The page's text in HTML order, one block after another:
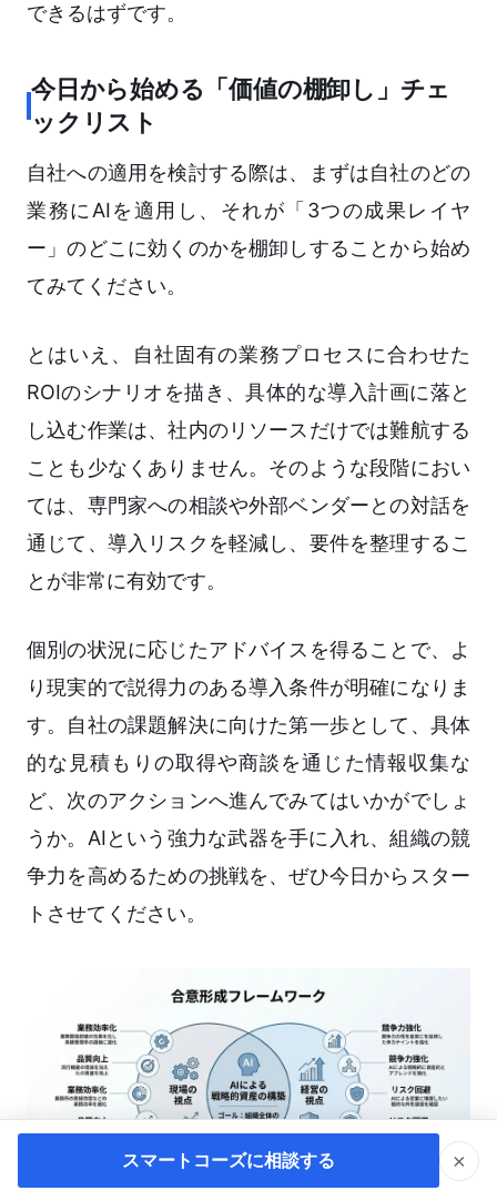
できるはずです。
今日から始める「価値の棚卸し」チェ
ックリスト
自社への適用を検討する際は、まずは自社のどの
業務にAIを適用し、それが「3つの成果レイヤ
ー」のどこに効くのかを棚卸しすることから始め
てみてください。
とはいえ、自社固有の業務プロセスに合わせた
ROIのシナリオを描き、具体的な導入計画に落と
し込む作業は、社内のリソースだけでは難航する
ことも少なくありません。そのような段階におい
ては、専門家への相談や外部ベンダーとの対話を
通じて、導入リスクを軽減し、要件を整理するこ
とが非常に有効です。
個別の状況に応じたアドバイスを得ることで、よ
り現実的で説得力のある導入条件が明確になりま
す。自社の課題解決に向けた第一歩として、具体
的な見積もりの取得や商談を通じた情報収集な
ど、次のアクションへ進んでみてはいかがでしょ
うか。AIという強力な武器を手に入れ、組織の競
争力を高めるための挑戦を、ぜひ今日からスター
トさせてください。
スマートコーズに相談する ×